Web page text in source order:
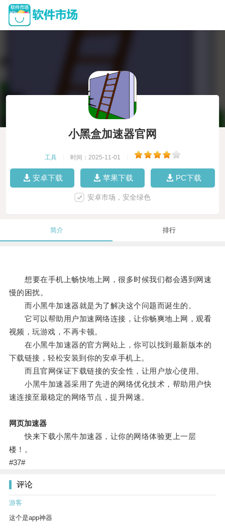
小黑盒加速器官网
工具 时间：2025-11-01
安卓下载 苹果下载 PC下载
安卓市场，安全绿色
简介 排行
想要在手机上畅快地上网，很多时候我们都会遇到网速
慢的困扰。
而小黑牛加速器就是为了解决这个问题而诞生的。
它可以帮助用户加速网络连接，让你畅爽地上网，观看
视频，玩游戏，不再卡顿。
在小黑牛加速器的官方网站上，你可以找到最新版本的
下载链接，轻松安装到你的安卓手机上。
而且官网保证下载链接的安全性，让用户放心使用。
小黑牛加速器采用了先进的网络优化技术，帮助用户快
速连接至最稳定的网络节点，提升网速。
网页加速器
快来下载小黑牛加速器，让你的网络体验更上一层
楼！。
#37#
评论
游客
这个是app神器